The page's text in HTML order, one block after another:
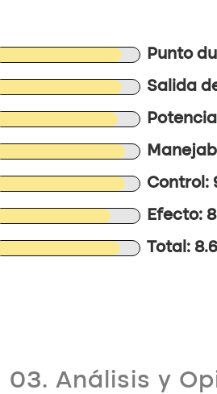
Punto
Salida
Control:
Efecto: 8
Total:
03. Análisis y